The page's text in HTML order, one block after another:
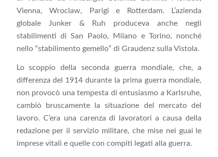
Vienna, Wroclaw, Parigi e Rotterdam. L’azienda
globale Junker & Ruh produceva anche negli
stabilimenti di San Paolo, Milano e Torino, nonché
nello “stabilimento gemello” di Graudenz sulla Vistola.
Lo scoppio della seconda guerra mondiale, che, a
differenza del 1914 durante la prima guerra mondiale,
non provocò una tempesta di entusiasmo a Karlsruhe,
cambiò bruscamente la situazione del mercato del
lavoro. C’era una carenza di lavoratori a causa della
redazione per il servizio militare, che mise nei guai le
imprese vitali e quelle con compiti legati alla guerra.